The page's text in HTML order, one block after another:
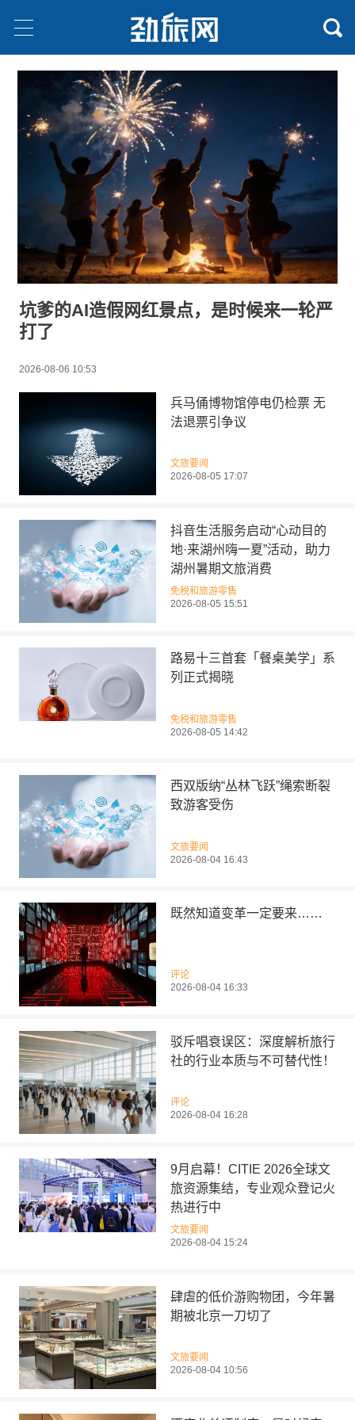
坑爹的AI造假网红景点，是时候来一轮严
打了
2026-08-06 10:53
兵马俑博物馆停电仍检票 无
法退票引争议
文旅要闻
2026-08-05 17:07
抖音生活服务启动“心动目的
地·来湖州嗨一夏”活动，助力
湖州暑期文旅消费
免税和旅游零售
2026-08-05 15:51
路易十三首套「餐桌美学」系
列正式揭晓
免税和旅游零售
2026-08-05 14:42
西双版纳“丛林飞跃”绳索断裂
致游客受伤
文旅要闻
2026-08-04 16:43
既然知道变革一定要来……
评论
2026-08-04 16:33
驳斥唱衰误区：深度解析旅行
社的行业本质与不可替代性！
评论
2026-08-04 16:28
9月启幕！CITIE 2026全球文
旅资源集结，专业观众登记火
热进行中
文旅要闻
2026-08-04 15:24
肆虐的低价游购物团，今年暑
期被北京一刀切了
文旅要闻
2026-08-04 10:56